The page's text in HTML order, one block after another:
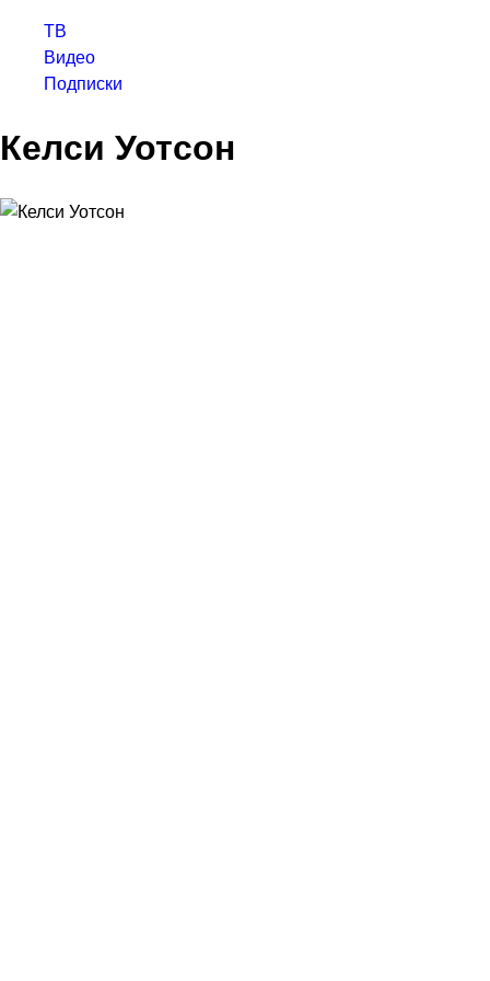
ТВ
Видео
Подписки
Келси Уотсон